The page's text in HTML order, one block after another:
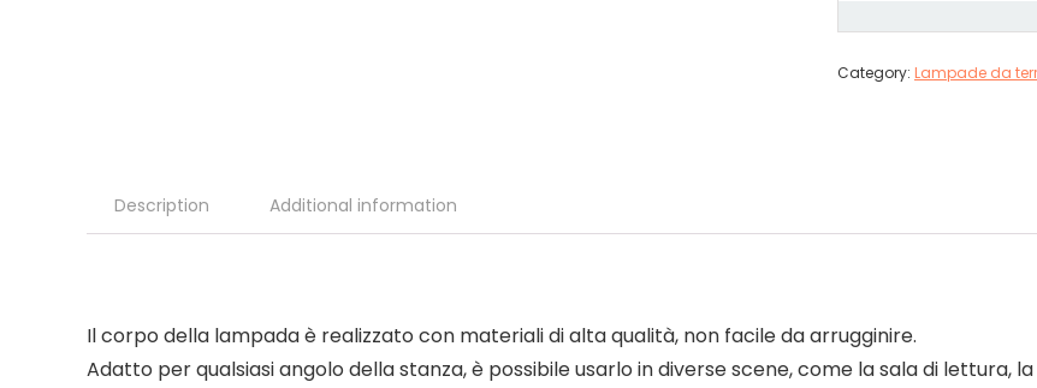
Category: Lampade da
Description Additional information
Il corpo della lampada è realizzato con materiali di alta qualità, non facile da arrugginire.
Adatto per qualsiasi angolo della stanza, è possibile usarlo in diverse scene, come la sala di lettura,